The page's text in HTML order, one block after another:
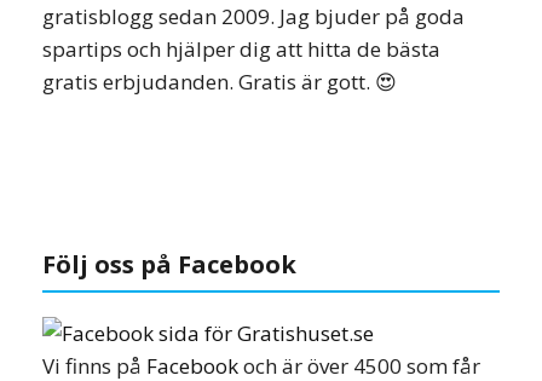
gratisblogg sedan 2009. Jag bjuder på goda
spartips och hjälper dig att hitta de bästa
gratis erbjudanden. Gratis är gott. 😍
Följ oss på Facebook
Vi finns på Facebookoch är över 4500 som får